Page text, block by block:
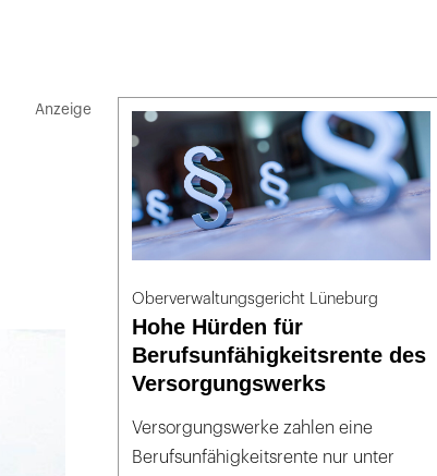
Oberverwaltungsgericht Lüneburg
Hohe Hürden für
Berufsunfähigkeitsrente des
Versorgungswerks
Versorgungswerke zahlen eine
Berufsunfähigkeitsrente nur unter